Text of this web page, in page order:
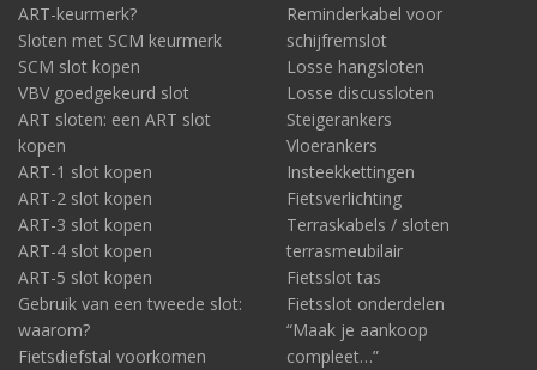
ART-keurmerk?
Sloten met SCM keurmerk
SCM slot kopen
VBV goedgekeurd slot
ART sloten: een ART slot
kopen
ART-1 slot kopen
ART-2 slot kopen
ART-3 slot kopen
ART-4 slot kopen
ART-5 slot kopen
Gebruik van een tweede slot:
waarom?
Fietsdiefstal voorkomen
Reminderkabel voor
schijfremslot
Losse hangsloten
Losse discussloten
Steigerankers
Vloerankers
Insteekkettingen
Fietsverlichting
Terraskabels / sloten
terrasmeubilair
Fietsslot tas
Fietsslot onderdelen
“Maak je aankoop
compleet…”